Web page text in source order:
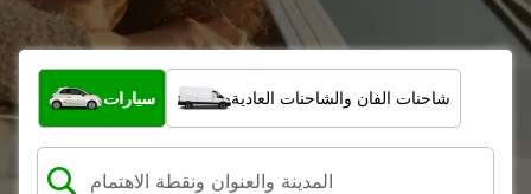
ما نوع المركبة؟
سيارات شاحنات الفان والشاحنات العادية